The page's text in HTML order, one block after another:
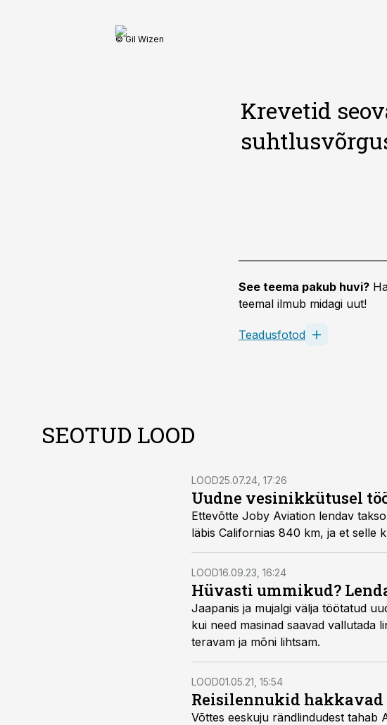
© Gil Wizen
Krevetid
See teema pakub huvi?
teemal ilmub midagi uut!
Teadusfotod
SEOTUD LOOD
LOOD25.07.24, 17:26
Uudne vesinikkütusel
Ettevõtte Joby Aviation lendav
läbis Californias 840 km, ja et selle
LOOD16.09.23, 16:24
Hüvasti ummikud?
Jaapanis ja mujalgi välja töötatud
kui need masinad saavad vallutada
teravam ja mõni lihtsam.
LOOD01.05.21, 15:54
Reisilennukid hakkavad
Võttes eeskuju rändlindudest tahab